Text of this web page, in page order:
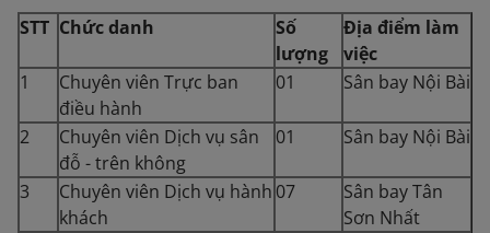
STT Chức danh
Số
lượng
Địa điểm làm
việc
1
Chuyên viên Trực ban
điều hành
01 Sân bay Nội Bài
2
Chuyên viên Dịch vụ sân
đỗ - trên không
01 Sân bay Nội Bài
3
Chuyên viên Dịch vụ hành
khách
07
Sân bay Tân
Sơn Nhất